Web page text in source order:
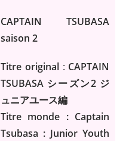
CAPTAIN TSUBASA
saison 2
Titre original: CAPTAIN
TSUBASA シーズン2 ジ
ュニアユース編
Titre monde : Captain
Tsubasa : Junior Youth